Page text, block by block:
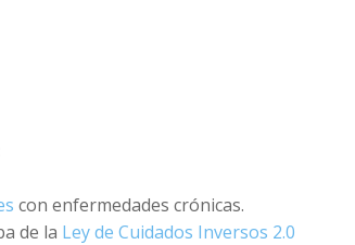
con enfermedades crónicas.
de la Ley de Cuidados Inversos 2.0